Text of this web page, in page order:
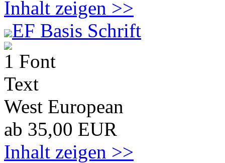
Inhalt zeigen >>
EF Basis Schrift
1 Font
Text
West European
ab 35,00 EUR
Inhalt zeigen >>